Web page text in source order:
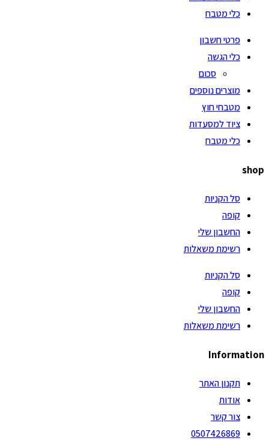
כלי מטבח
פרטי חשבון
כלי הגשה
סכום
מוצרים נוספים
מטבחי חוץ
ציוד למסעדות
כלי מטבח
shop
סל הקניות
קופה
החשבון שלי
רשימת משאלות
סל הקניות
קופה
החשבון שלי
רשימת משאלות
Information
תקנון האתר
אודות
צור קשר
0507426869